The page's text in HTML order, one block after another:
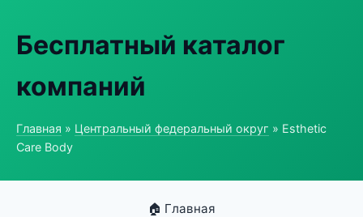
Бесплатный каталог
компаний
Главная » Центральный федеральный округ » Esthetic
Care Body
🏠 Главная